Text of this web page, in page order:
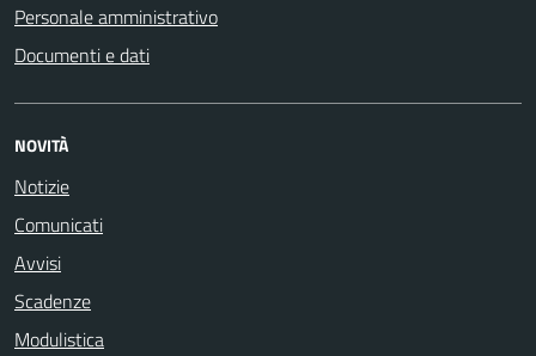
Personale amministrativo
Documenti e dati
NOVITÀ
Notizie
Comunicati
Avvisi
Scadenze
Modulistica